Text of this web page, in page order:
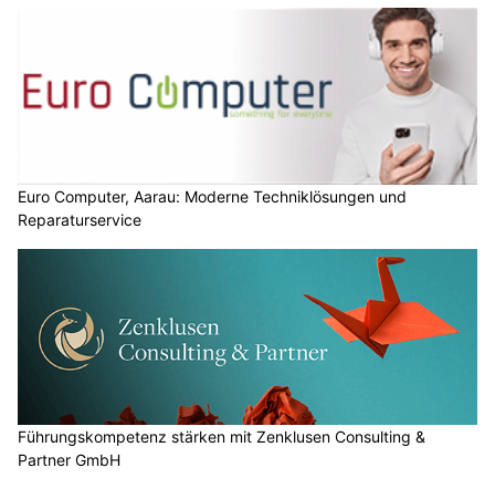
Euro Computer, Aarau: Moderne Techniklösungen und
Reparaturservice
Führungskompetenz stärken mit Zenklusen Consulting &
Partner GmbH